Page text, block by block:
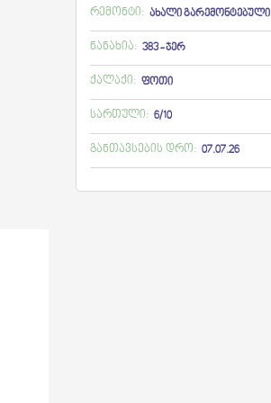
რემონტი: ახალი გარემონტებული
ნანახია: 383 - ჯერ
ქალაქი: ფოთი
სართული: 6/10
განთავსების დრო: 07.07.26